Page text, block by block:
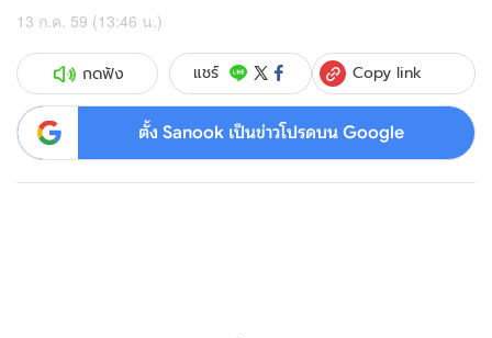
13 ก.ค. 59 (13:46 น.)
กดฟัง แชร์ Copy link
ตั้ง Sanook เป็นข่าวโปรดบน Google